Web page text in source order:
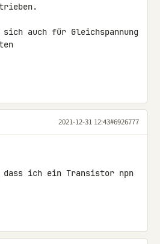
auch für Gleichspannung
2021-12-31 12:43#6926777
dass ich ein Transistor npn